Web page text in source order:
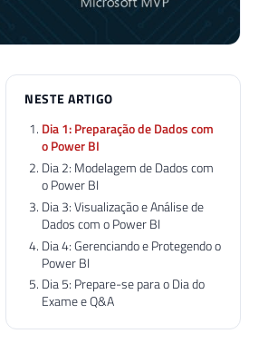
NESTE ARTIGO
Dia 1: Preparação de Dados com
o Power BI
Dia 2: Modelagem de Dados com
o Power BI
Dia 3: Visualização e Análise de
Dados com o Power BI
Dia 4: Gerenciando e Protegendo o
Power BI
Dia 5: Prepare-se para o Dia do
Exame e Q&A